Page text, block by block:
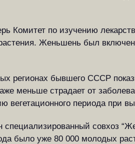
Комитет по изучению
растения. Женьшень был
регионах бывшего СССР
меньше страдает от
вегетационного периода при
совхоз
было уже 80 000 молодых